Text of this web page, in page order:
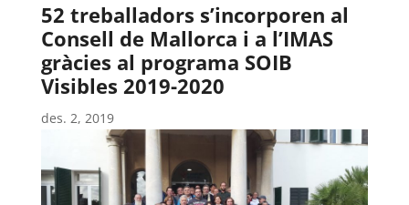
52 treballadors s’incorporen al
Consell de Mallorca i a l’IMAS
gràcies al programa SOIB
Visibles 2019-2020
des. 2, 2019